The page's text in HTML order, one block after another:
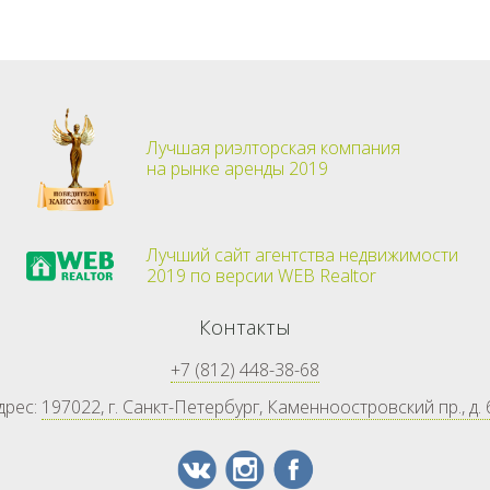
Лучшая риэлторская компания
на рынке аренды 2019
Лучший сайт агентства недвижимости
2019 по версии WEB Realtor
Контакты
+7 (812) 448-38-68
197022, г. Санкт-Петербург, Каменноостровский пр., д.